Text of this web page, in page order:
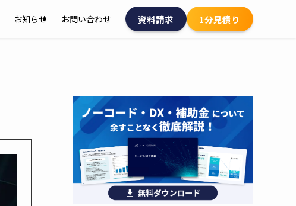
お知らせ お問い合わせ 資料請求 1分見積り